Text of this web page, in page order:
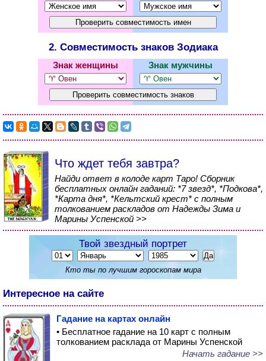
2. Совместимость знаков Зодиака
Знак женщины Знак мужчины
Что ждет тебя завтра?
Найди ответ в колоде карт Таро! Сборник
бесплатных онлайн гаданий: *7 звезд*, *Подкова*,
*Карта дня*, *Кельтский крест* с полным
толкованием раскладов от Надежды Зима и
Марины Успенской >>
Твой звездный портрет
Кто ты по лучшим гороскопам мира
Интересное на сайте
Гадание на картах онлайн
• Бесплатное гадание на 10 карт с полным
толкованием расклада от Марины Успенской
Начать гадание >>